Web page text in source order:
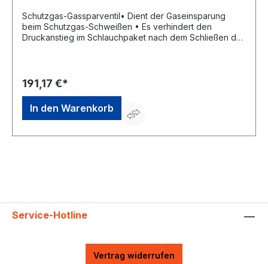
Schutzgas-Gassparventil• Dient der Gaseinsparung
beim Schutzgas-Schweißen • Es verhindert den
Druckanstieg im Schlauchpaket nach dem Schließen des
Flaschen- oder Entnahmestellendruckminderer für
SchutzgaseHersteller: Einkaufsbüro Deutscher
Eisenhändler GmbH, EDE Platz 1, 42389 Wuppertal, DE,
+4920260960, webkontakt@ede.de
191,17 €*
In den Warenkorb
Service-Hotline
Vertrag widerrufen